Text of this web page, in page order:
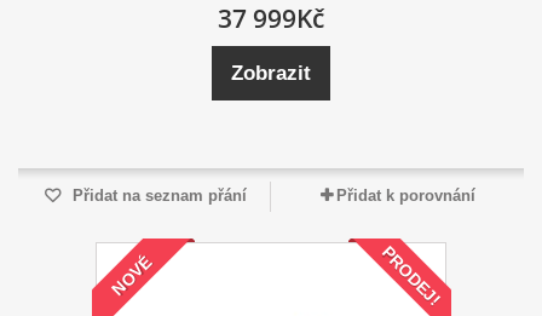
37 999Kč
Zobrazit
Přidat na seznam přání Přidat k porovnání
NOVÉ PRODEJ!